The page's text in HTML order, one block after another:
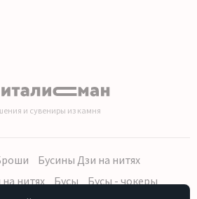
и сувениры из камня
Бусины Дзи на нитях
нитях
Бусы
Бусы - чокеры